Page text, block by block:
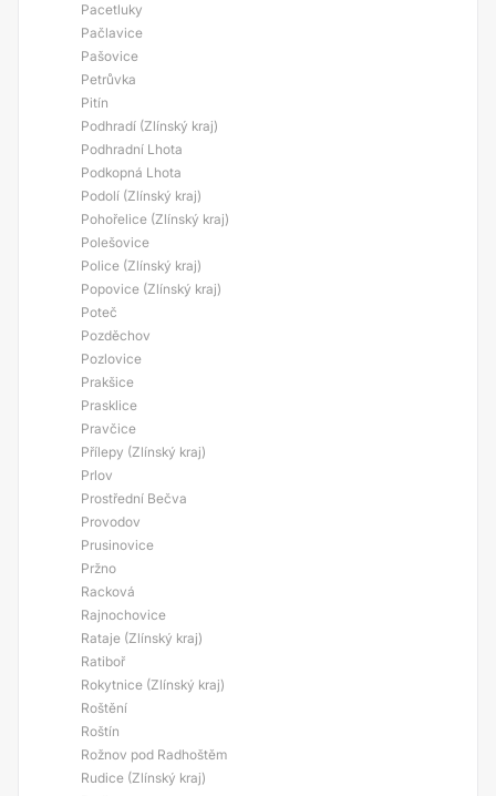
Pacetluky
Pačlavice
Pašovice
Petrůvka
Pitín
Podhradí (Zlínský kraj)
Podhradní Lhota
Podkopná Lhota
Podolí (Zlínský kraj)
Pohořelice (Zlínský kraj)
Polešovice
Police (Zlínský kraj)
Popovice (Zlínský kraj)
Poteč
Pozděchov
Pozlovice
Prakšice
Prasklice
Pravčice
Přílepy (Zlínský kraj)
Prlov
Prostřední Bečva
Provodov
Prusinovice
Pržno
Racková
Rajnochovice
Rataje (Zlínský kraj)
Ratiboř
Rokytnice (Zlínský kraj)
Roštění
Roštín
Rožnov pod Radhoštěm
Rudice (Zlínský kraj)